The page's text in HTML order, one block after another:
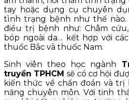
tay hoặc dụng cụ chuyên
tình trạng bệnh như thế nào.
điều trị bệnh như: Châm
bóp ngoài da… kết hợp với
thuốc Bắc và thuốc Nam.
Sinh viên theo học ngành
truyền TPHCM sẽ có cơ hội
kiến thức về chẩn đoán và trị
năng chuyên môn. Với tinh